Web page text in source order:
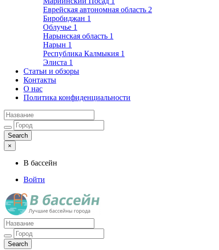
Еврейская автономная область 2
Биробиджан 1
Облучье 1
Нарынская область 1
Нарын 1
Республика Калмыкия 1
Элиста 1
Статьи и обзоры
Контакты
О нас
Политика конфиденциальности
×
В бассейн
Войти
Лучшие бассейны города